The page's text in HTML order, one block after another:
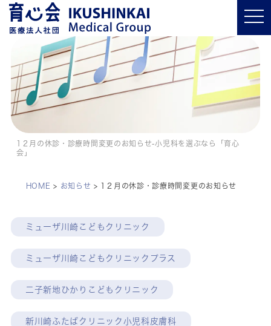
t
o
l
n
a
v
i
1２月の休診・診療時間変更のお知らせ-小児科を選ぶなら「育心
会」
HOME > お知らせ > 1２月の休診・診療時間変更のお知らせ
ミューザ川崎こどもクリニック
ミューザ川崎こどもクリニックプラス
二子新地ひかりこどもクリニック
新川崎ふたばクリニック小児科皮膚科